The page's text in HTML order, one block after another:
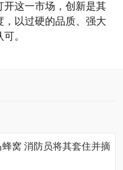
这一市场，创新是其
以过硬的品质、强大
。
窝 消防员将其套住并摘